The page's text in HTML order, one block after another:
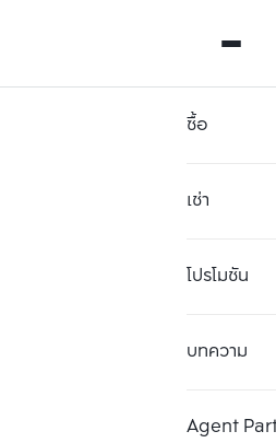
ซื้อ
เช่า
โปรโมชัน
บทความ
Agent